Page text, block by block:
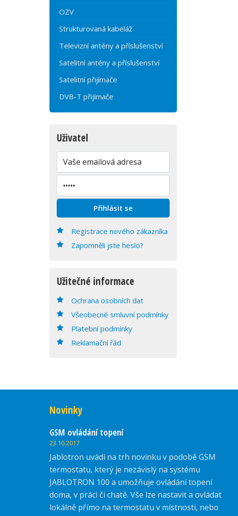
OZV
Strukturovaná kabeláž
Televizní antény a příslušenství
Satelitní antény a příslušenství
Satelitní přijímače
DVB-T přijímače
Uživatel
Registrace nového zákazníka
Zapomněli jste heslo?
Užitečné informace
Ochrana osobních dat
Všeobecné smluvní podmínky
Platební podmínky
Reklamační řád
Novinky
GSM ovládání topení
23.10.2017
Jablotron uvádí na trh novinku v podobě GSM
termostatu, který je nezávislý na systému
JABLOTRON 100 a umožňuje ovládání topení
doma, v práci či chatě. Vše lze nastavit a ovládat
lokálně přímo na termostatu v místnosti, nebo